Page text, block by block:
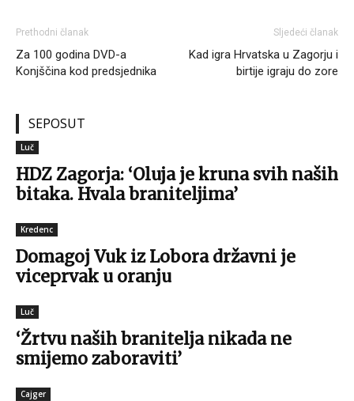
Prethodni članak
Za 100 godina DVD-a
Konjščina kod predsjednika
Sljedeći članak
Kad igra Hrvatska u Zagorju i
birtije igraju do zore
SEPOSUT
Luč
HDZ Zagorja: ‘Oluja je kruna svih naših
bitaka. Hvala braniteljima’
Kredenc
Domagoj Vuk iz Lobora državni je
viceprvak u oranju
Luč
‘Žrtvu naših branitelja nikada ne
smijemo zaboraviti’
Cajger